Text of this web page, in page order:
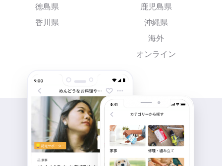
徳島県
香川県
鹿児島県
沖縄県
海外
オンライン